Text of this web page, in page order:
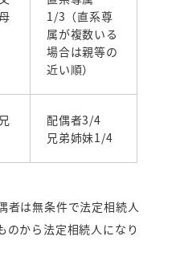
1/3（直系尊
属が複数いる
場合は親等の
近い順）
配偶者3/4
兄弟姉妹1/4
者は無条件で法定相続人
のから法定相続人になり